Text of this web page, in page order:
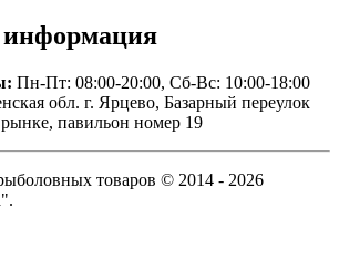
информация
Пн-Пт: 08:00-20:00, Сб-Вс: 10:00-18:00
обл. г. Ярцево, Базарный переулок
павильон номер 19
товаров © 2014 - 2026